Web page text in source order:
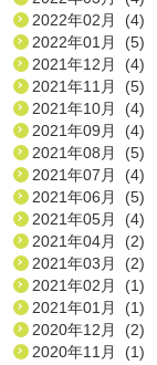
2022年02月 (4)
2022年01月 (5)
2021年12月 (4)
2021年11月 (5)
2021年10月 (4)
2021年09月 (4)
2021年08月 (5)
2021年07月 (4)
2021年06月 (5)
2021年05月 (4)
2021年04月 (2)
2021年03月 (2)
2021年02月 (1)
2021年01月 (1)
2020年12月 (2)
2020年11月 (1)